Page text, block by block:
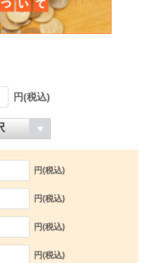
円(税込)
円(税込)
円(税込)
円(税込)
円(税込)